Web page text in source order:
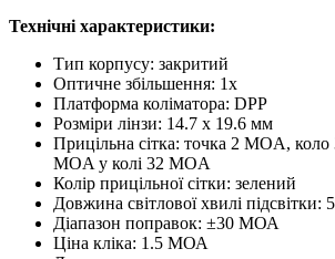
Технічні характеристики:
Тип корпусу: закритий
Оптичне збільшення: 1x
Платформа коліматора: DPP
Розміри лінзи: 14.7 x 19.6 мм
Прицільна сітка: точка 2 MOA,
MOA у колі 32 MOA
Колір прицільної сітки: зелений
Довжина світлової хвилі підсвітки:
Діапазон поправок: ±30 МОА
Ціна кліка: 1.5 МОА